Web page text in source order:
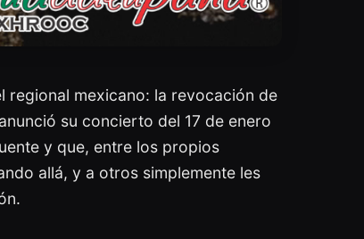
regional mexicano: la revocación de
su concierto del 17 de enero
y que, entre los propios
allá, y a otros simplemente les